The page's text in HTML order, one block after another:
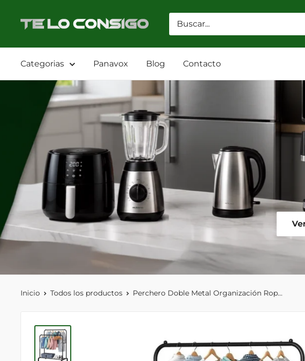
directamente
TELOCONSIGO
Categorias Panavox Blog Contacto
Inicio Todos los productos Perchero Doble Metal Organización Rop...